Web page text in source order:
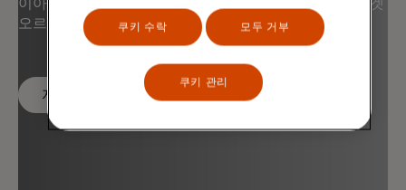
이아쿨리스 리수스. 노람 시트 아메트 루투스 리굴라, 에겟
오르나레 마사.
자세히 알아보기
쿠키 수락 모두 거부
쿠키 관리